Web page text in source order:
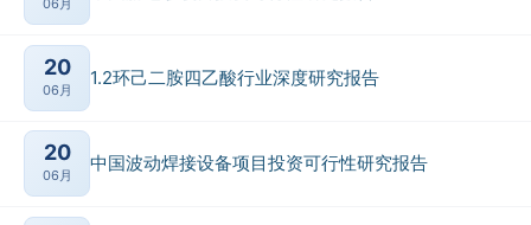
20
06月
1.2环己二胺四乙酸行业深度研究报告
20
06月
中国波动焊接设备项目投资可行性研究报告